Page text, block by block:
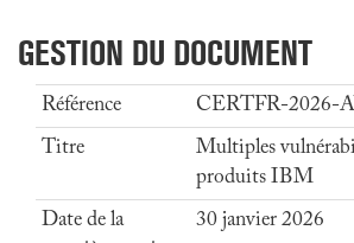
GESTION DU DOCUMENT
Référence
CERTFR-2026-
Titre
Multiples
produits IBM
Date de la
30 janvier 2026